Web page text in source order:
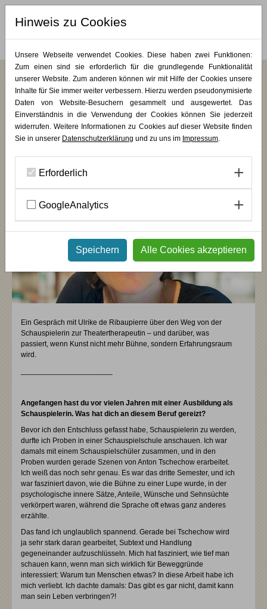
MERKLISTE (0)
„Ich bin ins Nichts gegangen mit 32, mit
dem Wissen, das Einzige, was ich kann, ist
Schauspiel.“ – Im Gespräch mit der
Schauspielerin, Regisseurin und
Ein Gespräch mit Ulrike de Ribaupierre über den Weg von der
Schauspielerin zur Theatertherapeutin – und darüber, was
passiert, wenn Kunst nicht mehr Bühne, sondern Erfahrungsraum
wird.
Angefangen hast du vor vielen Jahren mit einer Ausbildung als
Schauspielerin. Was hat dich an diesem Beruf gereizt?
Bevor ich den Entschluss gefasst habe, Schauspielerin zu werden,
durfte ich Proben in einer Schauspielschule anschauen. Ich war
damals mit einem Schauspielschüler zusammen, und in den
Proben wurden gerade Szenen von Anton Tschechow erarbeitet.
Ich weiß das noch sehr genau. Es war das dritte Semester, und ich
war fasziniert davon, wie die Bühne zu einer Lupe wurde, in der
psychologische innere Sätze, Anteile, Wünsche und Sehnsüchte
verkörpert waren, während die Sprache oft etwas ganz anderes
erzählte.
Das fand ich unglaublich spannend. Gerade bei Tschechow wird
ja sehr stark daran gearbeitet, Subtext und Handlung
gegeneinander aufzuschlüsseln. Mich hat fasziniert, wie tief man
schauen kann, wenn man sich wirklich für Beweggründe
interessiert: Warum tun Menschen etwas? In diese Arbeit habe ich
mich verliebt. Ich dachte damals: Das gibt es gar nicht, damit kann
man sein Leben verbringen?!
Hinweis zu Cookies
Unsere Webseite verwendet Cookies. Diese haben zwei Funktionen:
Zum einen sind sie erforderlich für die grundlegende Funktionalität
unserer Website. Zum anderen können wir mit Hilfe der Cookies unsere
Inhalte für Sie immer weiter verbessern. Hierzu werden pseudonymisierte
Daten von Website-Besuchern gesammelt und ausgewertet. Das
Einverständnis in die Verwendung der Cookies können Sie jederzeit
widerrufen. Weitere Informationen zu Cookies auf dieser Website finden
Sie in unserer Datenschutzerklärung und zu uns im Impressum.
Erforderlich
GoogleAnalytics
Speichern Alle Cookies akzeptieren